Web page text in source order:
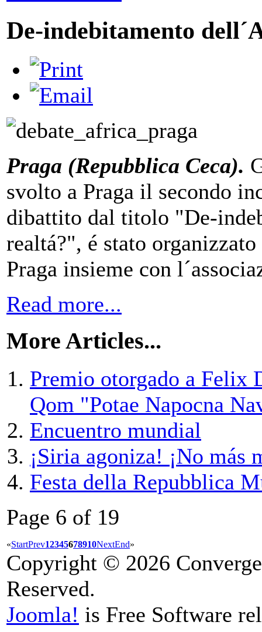
De-indebitamento
Praga (Repubblica Ceca).
svolto a Praga il secondo
dibattito dal titolo "De-
realtá?", é stato
Praga insieme con
Read more...
More Articles...
Premio otorgado a Felix
Qom "Potae Napocna
Encuentro mundial
¡Siria agoniza! ¡No más
Festa della Repubblica
Page 6 of 19
«StartPrev12345678910NextEnd»
Copyright © 2026
Reserved.
Joomla! is Free Software